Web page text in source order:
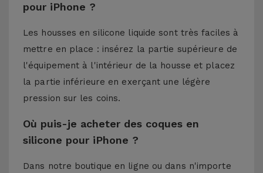
pour iPhone ?
Les housses en silicone liquide sont très faciles à
mettre en place : insérez la partie supérieure de
l'équipement à l'intérieur de la housse et placez
la partie inférieure en exerçant une légère
pression sur les coins.
Où puis-je acheter des coques en
silicone pour iPhone ?
Dans notre boutique en ligne ou dans n'importe